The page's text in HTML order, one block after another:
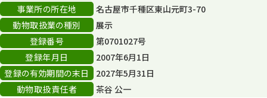
年末年始のイベント
秋まつり
事業所の所在地
名古屋市千種区東山元町3-70
動物取扱業の種別
展示
登録番号
第0701027号
登録年月日
2007年6月1日
登録の有効期間の末日
2027年5月31日
動物取扱責任者
茶谷 公一